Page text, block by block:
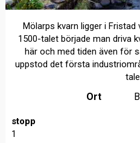
Mölarps kvarn ligger i
1500-talet började man driva
här och med tiden även för
uppstod det första
Ort
stopp
1